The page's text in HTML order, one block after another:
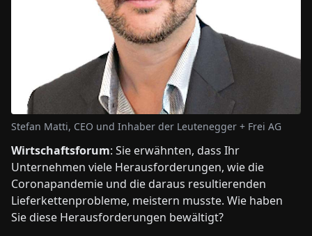
Stefan Matti, CEO und Inhaber der Leutenegger + Frei AG
Wirtschaftsforum: Sie erwähnten, dass Ihr
Unternehmen viele Herausforderungen, wie die
Coronapandemie und die daraus resultierenden
Lieferkettenprobleme, meistern musste. Wie haben
Sie diese Herausforderungen bewältigt?